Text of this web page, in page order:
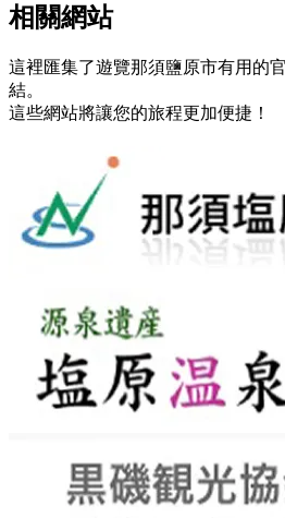
相關網站
這裡匯集了遊覽那須鹽原市有用的
結。
這些網站將讓您的旅程更加便捷！